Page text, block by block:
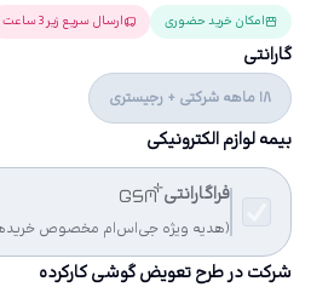
امکان خرید حضوری ارسال سریع زیر 3 ساعت
گارانتی
18 ماهه شرکتی + رجیستری
بیمه لوازم الکترونیکی
فراگارانتی
(هدیه ویژه جی‌اس‌ام مخصوص
شرکت در طرح تعویض گوشی کارکرده